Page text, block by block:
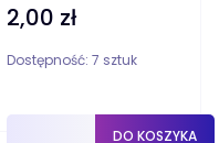
Cena
2,00 zł
Dostępność: 7 sztuk
DO KOSZYKA